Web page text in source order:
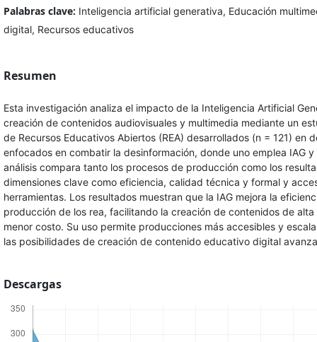
Palabras clave: Inteligencia artificial generativa, Educación
digital, Recursos educativos
Resumen
Esta investigación analiza el impacto de la Inteligencia Artificial
creación de contenidos audiovisuales y multimedia mediante un
de Recursos Educativos Abiertos (REA) desarrollados (n = 121) en
enfocados en combatir la desinformación, donde uno emplea IAG y
análisis compara tanto los procesos de producción como los
dimensiones clave como eficiencia, calidad técnica y formal y
herramientas. Los resultados muestran que la IAG mejora la
producción de los rea, facilitando la creación de contenidos de
menor costo. Su uso permite producciones más accesibles y
las posibilidades de creación de contenido educativo digital
Descargas